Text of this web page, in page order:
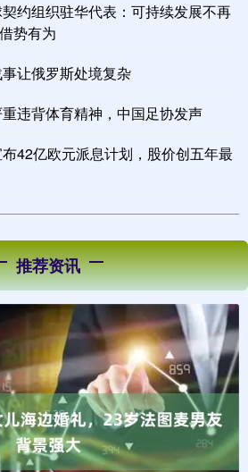
约组织驻华代表：可持续发展不再
势有为
让俄罗斯处境复杂
违背体育精神，中国足协发声
42亿欧元派息计划，股价创五年最
推荐资讯